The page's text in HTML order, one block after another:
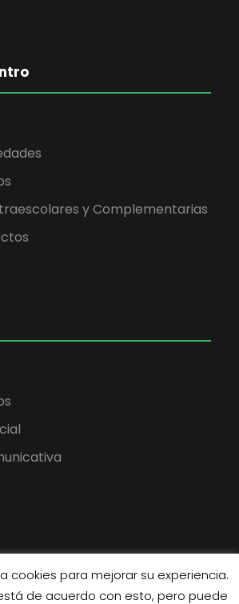
y Complementarias
cookies para mejorar su experiencia.
de acuerdo con esto, pero puede